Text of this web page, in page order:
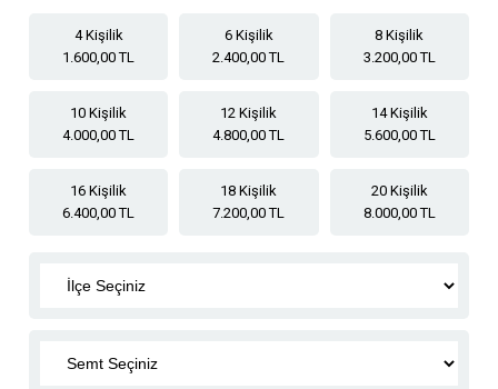
4 Kişilik
1.600,00 TL
6 Kişilik
2.400,00 TL
8 Kişilik
3.200,00 TL
10 Kişilik
4.000,00 TL
12 Kişilik
4.800,00 TL
14 Kişilik
5.600,00 TL
16 Kişilik
6.400,00 TL
18 Kişilik
7.200,00 TL
20 Kişilik
8.000,00 TL